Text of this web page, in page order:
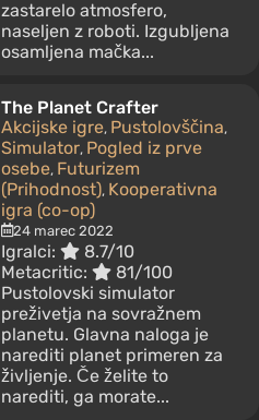
zastarelo atmosfero,
naseljen z roboti. Izgubljena
osamljena mačka...
The Planet Crafter
Akcijske igre, Pustolovščina,
Simulator, Pogled iz prve
osebe, Futurizem
(Prihodnost), Kooperativna
igra (co-op)
24 marec 2022
Igralci:
8.7/10
Metacritic:
81/100
Pustolovski simulator
preživetja na sovražnem
planetu. Glavna naloga je
narediti planet primeren za
življenje. Če želite to
narediti, ga morate...